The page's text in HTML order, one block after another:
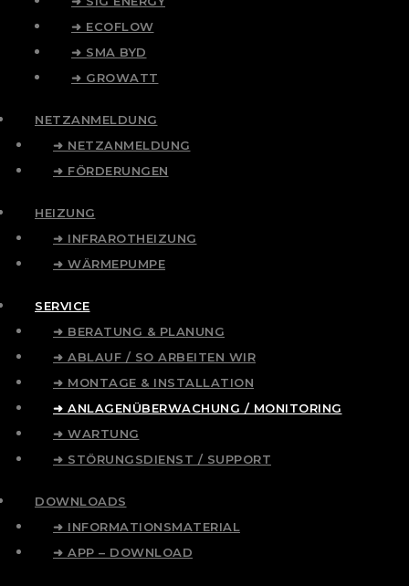
➜ ECOFLOW
➜ SMA BYD
➜ GROWATT
NETZANMELDUNG
➜ NETZANMELDUNG
➜ FÖRDERUNGEN
HEIZUNG
➜ INFRAROTHEIZUNG
➜ WÄRMEPUMPE
SERVICE
➜ BERATUNG & PLANUNG
➜ ABLAUF / SO ARBEITEN WIR
➜ MONTAGE & INSTALLATION
➜ ANLAGENÜBERWACHUNG / MONITORING
➜ WARTUNG
➜ STÖRUNGSDIENST / SUPPORT
DOWNLOADS
➜ INFORMATIONSMATERIAL
➜ APP – DOWNLOAD